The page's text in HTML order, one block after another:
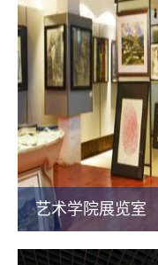
艺术学院展览室